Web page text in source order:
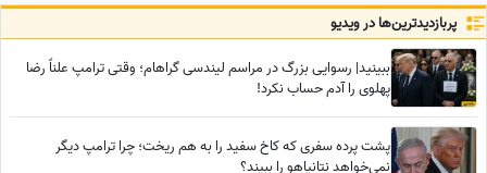
پربازدید‌ترین‌ها در ویدیو
ببینید| رسوایی بزرگ در مراسم لیندسی گراهام؛ وقتی ترامپ علناً رضا
پهلوی را آدم حساب نکرد!
پشت پرده سفری که کاخ سفید را به هم ریخت؛ چرا ترامپ دیگر
نمی‌خواهد نتانیاهو را ببیند؟